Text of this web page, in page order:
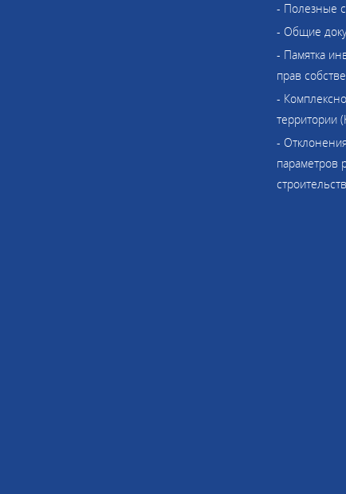
- Полезные
- Общие
- Памятка
прав
-
территории
-
параметров